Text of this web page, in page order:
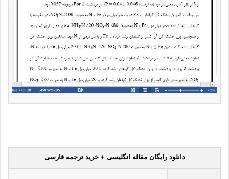
دانلود رایگان مقاله انگلیسی + خرید ترجمه فارسی